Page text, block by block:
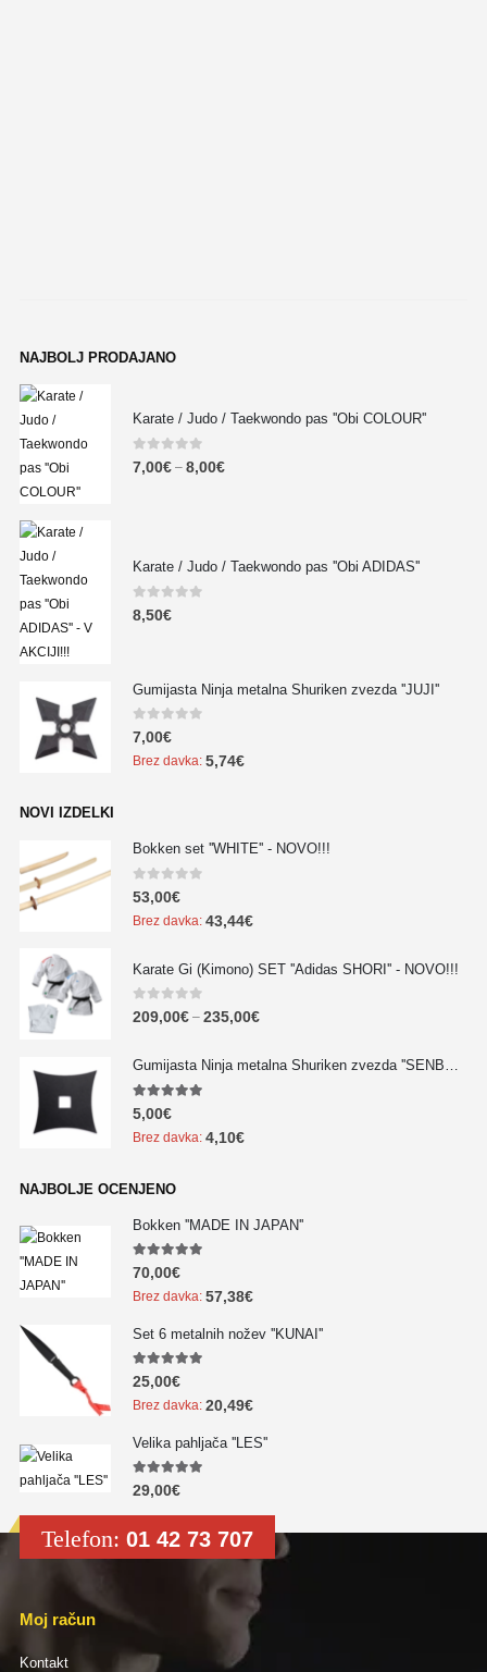
NAJBOLJ PRODAJANO
Karate / Judo / Taekwondo pas ''Obi COLOUR''
0out of 5
7,00€ – 8,00€
Karate / Judo / Taekwondo pas ''Obi ADIDAS''
0 out of 5
8,50€
Gumijasta Ninja metalna Shuriken zvezda ''JUJI''
0out of 5
7,00€
Brez davka: 5,74€
NOVI IZDELKI
Bokken set ''WHITE'' - NOVO!!!
0out of 5
53,00€
Brez davka: 43,44€
Karate Gi (Kimono) SET ''Adidas SHORI'' - NOVO!!!
0out of 5
209,00€ – 235,00€
Gumijasta Ninja metalna Shuriken zvezda ''SENBAN'' - NOVO!!!
5.00out of 5
5,00€
Brez davka: 4,10€
NAJBOLJE OCENJENO
Bokken ''MADE IN JAPAN''
5.00out of 5
70,00€
Brez davka: 57,38€
Set 6 metalnih nožev ''KUNAI''
5.00out of 5
25,00€
Brez davka: 20,49€
Velika pahljača ''LES''
5.00out of 5
29,00€
Telefon: 01 42 73 707
Moj račun
Kontakt